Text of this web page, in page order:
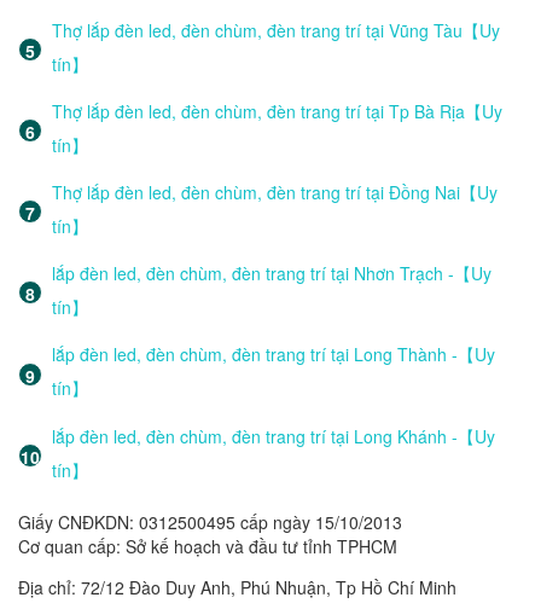
Thợ lắp đèn led, đèn chùm, đèn trang trí tại Vũng Tàu【Uy
tín】
Thợ lắp đèn led, đèn chùm, đèn trang trí tại Tp Bà Rịa【Uy
tín】
Thợ lắp đèn led, đèn chùm, đèn trang trí tại Đồng Nai【Uy
tín】
lắp đèn led, đèn chùm, đèn trang trí tại Nhơn Trạch -【Uy
tín】
lắp đèn led, đèn chùm, đèn trang trí tại Long Thành -【Uy
tín】
lắp đèn led, đèn chùm, đèn trang trí tại Long Khánh -【Uy
tín】
Giấy CNĐKDN: 0312500495 cấp ngày 15/10/2013
Cơ quan cấp: Sở kế hoạch và đầu tư tỉnh TPHCM
Địa chỉ: 72/12 Đào Duy Anh, Phú Nhuận, Tp Hồ Chí Minh